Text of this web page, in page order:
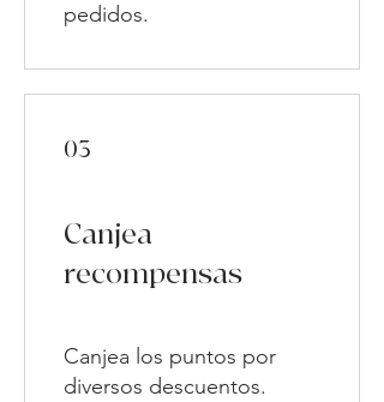
pedidos.
03
Canjea
recompensas
Canjea los puntos por
diversos descuentos.